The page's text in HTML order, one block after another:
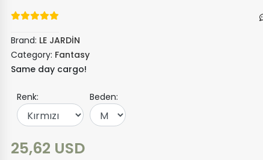
Brand: LE JARDİN
Category: Fantasy
Same day cargo!
Renk: Beden:
25,62 USD